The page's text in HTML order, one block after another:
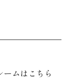
ームはこちら